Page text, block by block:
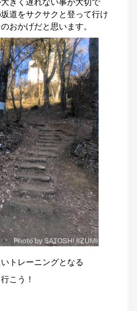
道をサクサクと登って行け
おかげだと思います。
トレーニングとなる
こう！